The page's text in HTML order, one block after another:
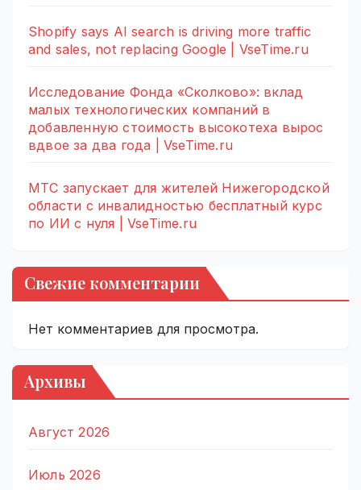
Shopify says AI search is driving more traffic
and sales, not replacing Google | VseTime.ru
Исследование Фонда «Сколково»: вклад
малых технологических компаний в
добавленную стоимость высокотеха вырос
вдвое за два года | VseTime.ru
МТС запускает для жителей Нижегородской
области с инвалидностью бесплатный курс
по ИИ с нуля | VseTime.ru
Свежие комментарии
Нет комментариев для просмотра.
Архивы
Август 2026
Июль 2026